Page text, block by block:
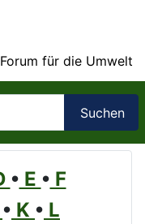
für die Umwelt
Suchen
• E • F
• K • L